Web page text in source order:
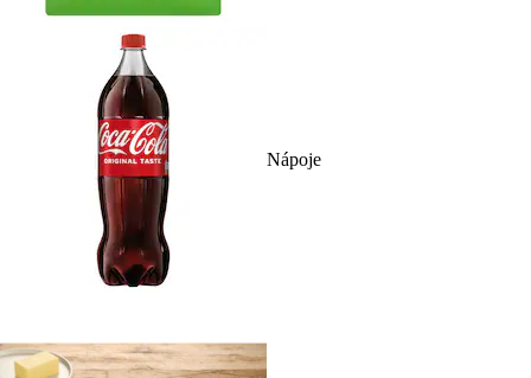
Nápoje